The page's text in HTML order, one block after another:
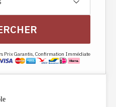
Prix Garantis, Confirmation Immédiate